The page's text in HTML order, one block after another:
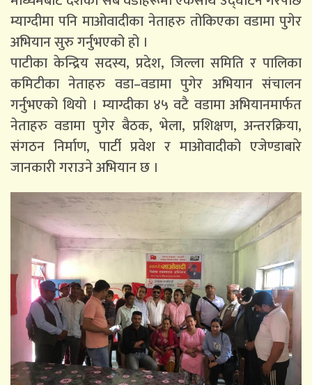
म्याग्दीमा पनि माओवादीका नेताहरु तोकिएका वडामा पुगेर
अभियान सुरु गर्नुभएको हो ।
पाटीका केन्द्रिय सदस्य, प्रदेश, जिल्ला समिति र पालिका
कमिटीका नेताहरु वडा–वडामा पुगेर अभियान संचालन
गर्नुभएको थियो । म्याग्दीका ४५ वटै वडामा अभियानमार्फत
नेताहरु वडामा पुगेर बैठक, भेला, प्रशिक्षण, अन्तरक्रिया,
संगठन निर्माण, पार्टी प्रवेश र माओवादीको एजेण्डाबारे
जानकारी गराउने अभियान छ ।